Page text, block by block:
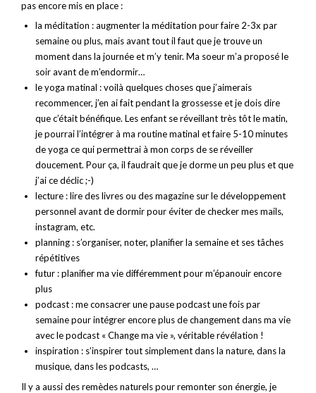
pas encore mis en place :
la méditation : augmenter la méditation pour faire 2-3x par
semaine ou plus, mais avant tout il faut que je trouve un
moment dans la journée et m’y tenir. Ma soeur m’a proposé le
soir avant de m’endormir…
le yoga matinal : voilà quelques choses que j’aimerais
recommencer, j’en ai fait pendant la grossesse et je dois dire
que c’était bénéfique. Les enfant se réveillant très tôt le matin,
je pourrai l’intégrer à ma routine matinal et faire 5-10 minutes
de yoga ce qui permettrai à mon corps de se réveiller
doucement. Pour ça, il faudrait que je dorme un peu plus et que
j’ai ce déclic ;-)
lecture : lire des livres ou des magazine sur le développement
personnel avant de dormir pour éviter de checker mes mails,
instagram, etc.
planning : s’organiser, noter, planifier la semaine et ses tâches
répétitives
futur : planifier ma vie différemment pour m’épanouir encore
plus
podcast : me consacrer une pause podcast une fois par
semaine pour intégrer encore plus de changement dans ma vie
avec le podcast « Change ma vie », véritable révélation !
inspiration : s’inspirer tout simplement dans la nature, dans la
musique, dans les podcasts, …
Il y a aussi des remèdes naturels pour remonter son énergie, je